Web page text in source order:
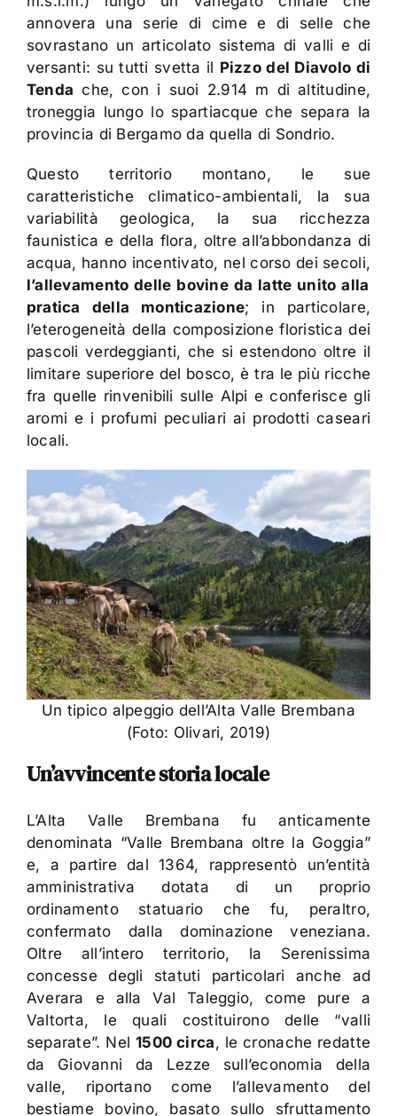
annovera una serie di cime e di selle che
sovrastano un articolato sistema di valli e di
versanti: su tutti svetta il Pizzo del Diavolo di
Tenda che, con i suoi 2.914 m di altitudine,
troneggia lungo lo spartiacque che separa la
provincia di Bergamo da quella di Sondrio.
Questo territorio montano, le sue
caratteristiche climatico-ambientali, la sua
variabilità geologica, la sua ricchezza
faunistica e della flora, oltre all’abbondanza di
acqua, hanno incentivato, nel corso dei secoli,
l’allevamento delle bovine da latte unito alla
pratica della monticazione; in particolare,
l’eterogeneità della composizione floristica dei
pascoli verdeggianti, che si estendono oltre il
limitare superiore del bosco, è tra le più ricche
fra quelle rinvenibili sulle Alpi e conferisce gli
aromi e i profumi peculiari ai prodotti caseari
locali.
Un tipico alpeggio dell’Alta Valle Brembana
(Foto: Olivari, 2019)
Un’avvincente storia locale
L’Alta Valle Brembana fu anticamente
denominata “Valle Brembana oltre la Goggia”
e, a partire dal 1364, rappresentò un’entità
amministrativa dotata di un proprio
ordinamento statuario che fu, peraltro,
confermato dalla dominazione veneziana.
Oltre all’intero territorio, la Serenissima
concesse degli statuti particolari anche ad
Averara e alla Val Taleggio, come pure a
Valtorta, le quali costituirono delle “valli
separate”. Nel1500 circa, le cronache redatte
da Giovanni da Lezze sull’economia della
valle, riportano come l’allevamento del
bestiame bovino, basato sullo sfruttamento